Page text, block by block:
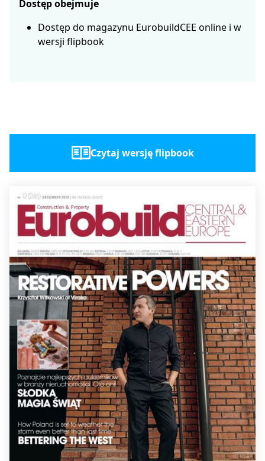
Dostęp obejmuje
Dostęp do magazynu EurobuildCEE online i w
wersji flipbook
Czytaj wersję flipbook